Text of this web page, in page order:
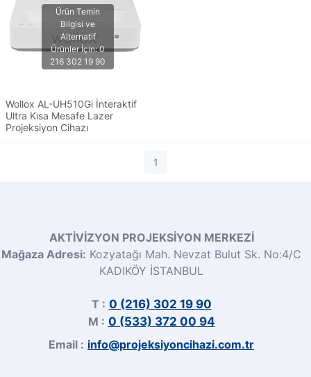
Wollox AL-UH510Gi İnteraktif
Ultra Kısa Mesafe Lazer
Projeksiyon Cihazı
1
AKTİVİZYON PROJEKSİYON MERKEZİ
Mağaza Adresi: Kozyatağı Mah. Nevzat Bulut Sk. No:4/C
KADIKÖY İSTANBUL
T : 0 (216) 302 19 90
M : 0 (533) 372 00 94
Email : info@projeksiyoncihazi.com.tr